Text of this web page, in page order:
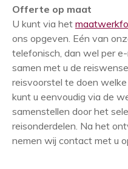
Offerte op maat
U kunt via het
ons opgeven. Eén van
telefonisch, dan wel per
samen met u de
reisvoorstel te doen
kunt u eenvoudig via de
samenstellen door het
reisonderdelen. Na het
nemen wij contact met u